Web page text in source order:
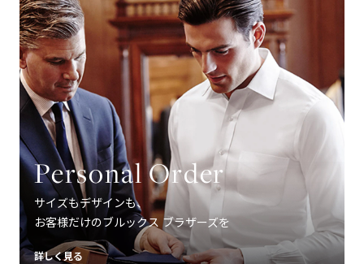
Personal Order
サイズもデザインも、
お客様だけのブルックス ブラザーズを
詳しく見る